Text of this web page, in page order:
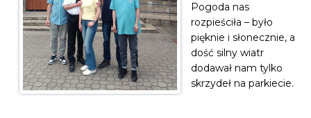
Pogoda nas
rozpieściła – było
pięknie i słonecznie, a
dość silny wiatr
dodawał nam tylko
skrzydeł na parkiecie.